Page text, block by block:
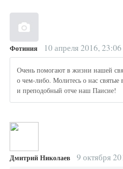
Фотиния 10 апреля 2016, 23:06
Очень помогают в жизни нашей
о чем-либо. Молитесь о нас
и преподобный отче наш Паисие!
Дмитрий Николаев 9 октября